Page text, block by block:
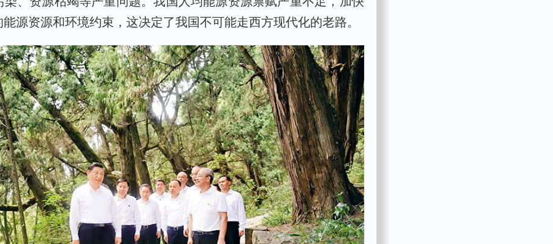
源资源和环境约束，这决定了我国不可能走西方现代化的老路。